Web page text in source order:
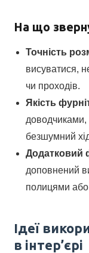
На що
Точність
висуватися,
чи проходів.
Якість
безшумний
Додатковий
доповнений
полицями або
Ідеї
в інтер’єрі